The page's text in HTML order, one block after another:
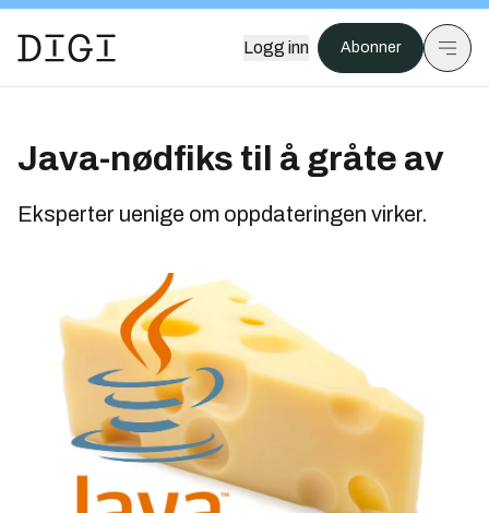
Logg inn Abonner
Java-nødfiks til å gråte av
Eksperter uenige om oppdateringen virker.